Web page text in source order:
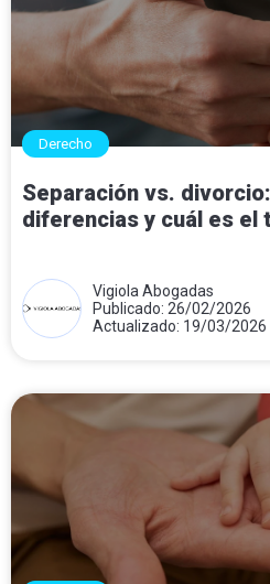
Derecho
Separación vs.
diferencias y cuál es el
Vigiola Abogadas
Publicado: 26/02/2026
Actualizado: 19/03/2026